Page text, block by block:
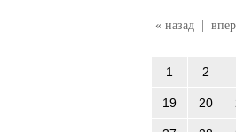
« назад |
1 2
19 20